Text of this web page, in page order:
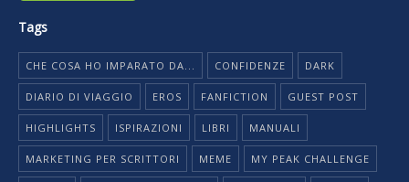
Tags
CHE COSA HO IMPARATO DA... CONFIDENZE DARK
DIARIO DI VIAGGIO EROS FANFICTION GUEST POST
HIGHLIGHTS ISPIRAZIONI LIBRI MANUALI
MARKETING PER SCRITTORI MEME MY PEAK CHALLENGE